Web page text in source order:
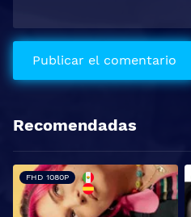
Recomendadas
FHD 1080P